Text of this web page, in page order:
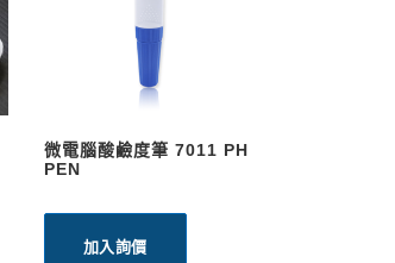
微電腦酸鹼度筆 7011 PH
PEN
加入詢價